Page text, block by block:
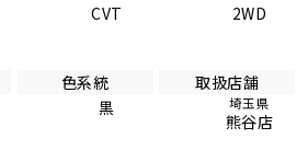
CVT
2WD
色系統
黒
取扱店舗
埼玉県
熊谷店